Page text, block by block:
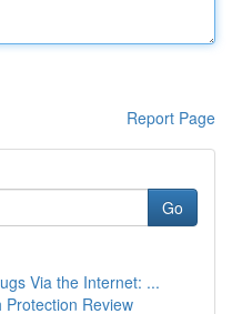
Report Page
Go
Via the Internet: ...
Protection Review